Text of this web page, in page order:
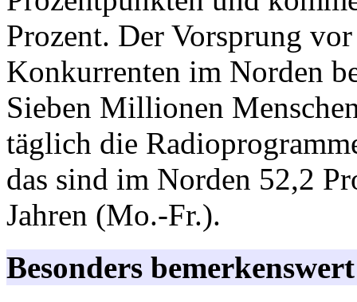
Prozent. Der Vorsprung
Konkurrenten im Norden
Sieben Millionen
täglich die
das sind im Norden 52,2
Jahren (Mo.-Fr.).
Besonders bemerkenswert